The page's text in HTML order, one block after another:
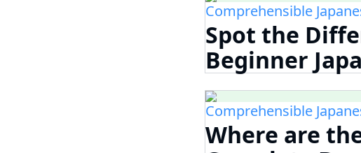
Comprehensible
Spot the
Beginner
Comprehensible
Where are